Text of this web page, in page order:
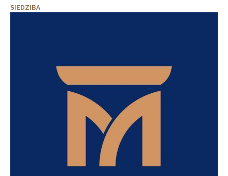
SIEDZIBA